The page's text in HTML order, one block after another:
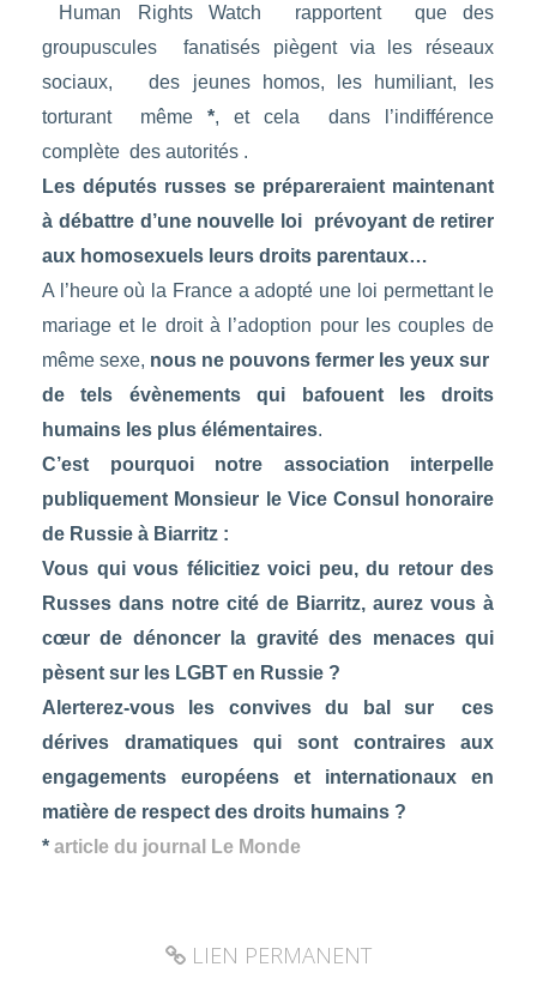
Human Rights Watch rapportent que des
groupuscules fanatisés piègent via les réseaux
sociaux, des jeunes homos, les humiliant, les
torturant même*, et cela dans l’indifférence
complète des autorités .
Les députés russes se prépareraient maintenant
à débattre d’une nouvelle loi prévoyant de retirer
aux homosexuels leurs droits parentaux…
A l’heure où la France a adopté une loi permettant le
mariage et le droit à l’adoption pour les couples de
même sexe, nous ne pouvons fermer les yeux sur
de tels évènements qui bafouent les droits
humains les plus élémentaires.
C’est pourquoi notre association interpelle
publiquement Monsieur le Vice Consul honoraire
de Russie à Biarritz :
Vous qui vous félicitiez voici peu, du retour des
Russes dans notre cité de Biarritz, aurez vous à
cœur de dénoncer la gravité des menaces qui
pèsent sur les LGBT en Russie ?
Alerterez-vous les convives du bal sur ces
dérives dramatiques qui sont contraires aux
engagements européens et internationaux en
matière de respect des droits humains ?
* article du journal Le Monde
LIEN PERMANENT